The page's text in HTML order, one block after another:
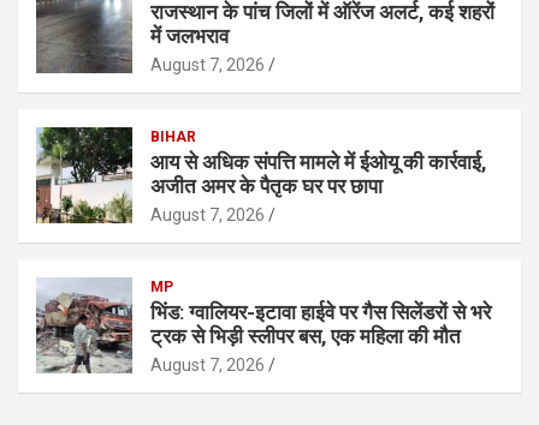
राजस्थान के पांच जिलों में ऑरेंज अलर्ट, कई शहरों
में जलभराव
August 7, 2026
BIHAR
आय से अधिक संपत्ति मामले में ईओयू की कार्रवाई,
अजीत अमर के पैतृक घर पर छापा
August 7, 2026
MP
भिंड: ग्वालियर-इटावा हाईवे पर गैस सिलेंडरों से भरे
ट्रक से भिड़ी स्लीपर बस, एक महिला की मौत
August 7, 2026